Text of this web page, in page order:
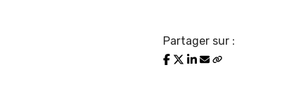
Partager sur :